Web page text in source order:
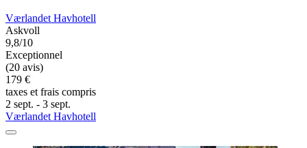
Værlandet Havhotell
Askvoll
9,8/10
Exceptionnel
(20 avis)
179 €
taxes et frais compris
2 sept. - 3 sept.
Værlandet Havhotell